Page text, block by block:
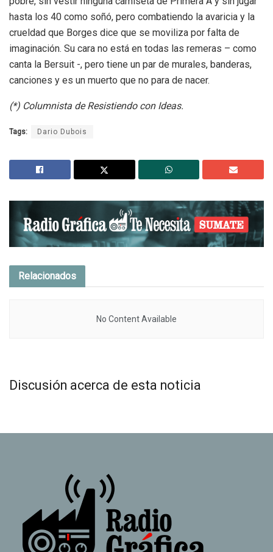
hasta los 40 como soñó, pero combatiendo la avaricia y la
crueldad que Borges dice que se moviliza por falta de
imaginación. Su cara no está en todas las remeras – como
canta la Bersuit -, pero tiene un par de murales, banderas,
canciones y es un muerto que no para de nacer.
(*) Columnista de Resistiendo con Ideas.
Tags: Dario Dubois
Relacionados
No Content Available
Discusión acerca de esta noticia